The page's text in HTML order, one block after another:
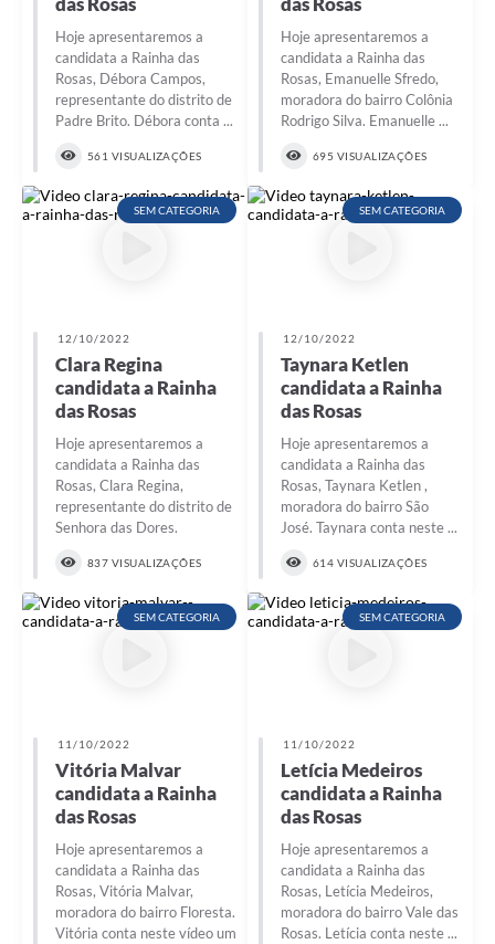
E-SUS
Conta de água (SAS)
Cultura
PNAB 2026 - Ciclo 2
Revistas
3º Jornada Empreendedora BQ
Festival Gastronômico
Emprega Barbacena
Plano Municipal de Saneamento Básico
Regularização de bairros
Arquivos para Download
Hoje apresentaremos a
candidata a Rainha das
Rosas, Débora Campos,
representante do distrito de
Padre Brito. Débora conta ...
561 VISUALIZAÇÕES
Hoje apresentaremos a
candidata a Rainha das
Rosas, Emanuelle Sfredo,
moradora do bairro Colônia
Rodrigo Silva. Emanuelle ...
695 VISUALIZAÇÕES
SEM CATEGORIA
12/10/2022
Clara Regina
candidata a Rainha
das Rosas
Hoje apresentaremos a
candidata a Rainha das
Rosas, Clara Regina,
representante do distrito de
Senhora das Dores.
837 VISUALIZAÇÕES
SEM CATEGORIA
12/10/2022
Taynara Ketlen
candidata a Rainha
das Rosas
Hoje apresentaremos a
candidata a Rainha das
Rosas, Taynara Ketlen ,
moradora do bairro São
José. Taynara conta neste ...
614 VISUALIZAÇÕES
SEM CATEGORIA
11/10/2022
Vitória Malvar
candidata a Rainha
das Rosas
Hoje apresentaremos a
candidata a Rainha das
Rosas, Vitória Malvar,
moradora do bairro Floresta.
Vitória conta neste vídeo um
SEM CATEGORIA
11/10/2022
Letícia Medeiros
candidata a Rainha
das Rosas
Hoje apresentaremos a
candidata a Rainha das
Rosas, Letícia Medeiros,
moradora do bairro Vale das
Rosas. Letícia conta neste ...